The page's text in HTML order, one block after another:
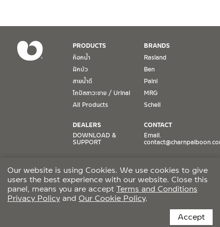
เงื่อนไขการรับประกันสินค้าได้ หากไม่มีเอกสารดังกล่าว
2. การรับประกันสินค้า จะรับประกันฉพาะสินค้าที่อยู่ในสภาพการใช้งาน
ปกติ หากมีตำหนิ ชำรุด ร้าว ตกพื้น หรือสภาพภายนอกอยู่ในสภาพที่ใช้
งานไม่ได้ ทางบริษัทฯ ถือว่าไม่อยู่ในเงื่อนไขการรับประกัน
3. การรับประกันสินค้า จะรับประกันเฉพาะชิ้นส่วนที่แจ้ง เช่น ก๊อกน้ำ จะ
เปลี่ยนเฉพาะชิ้นส่วนที่รับประกันนั้นๆ
4. ในกรณีที่ทางบริษัทฯ ต้องชดเชยสินค้าชิ้นใหม่ให้ลูกค้า ทางบริษัทฯ จะ
หายให้กับลูกค้า หากมีวัสดุอุปกรณ์ที่เกี่ยวเนื่องกับสินค้าของบริษัทฯ ที่มี
ผลกระทบกับการติดตั้งใหม่ หรือเกิดจากการรื้อถอนสินค้าที่เสียหาย ทา
งบริษัทฯ จะไม่รับผิดชอบถึงค่าใช้จ่าย หรือชดเชยวัสดุอุปกรณ์ที่เกี่ยว
เนื่องนั้นๆ
5. การรับประกันจะไม่ครอบคลุมถึงค่าความเสียหายใดๆ ที่เกิดขึ้นจากตัว
PRODUCTS
ก๊อกน้ำ
ฝักบัว
สายน้ำดี
โถปัสสาวะชาย / Urinal
All Products
BRANDS
Rasland
Ben
Paini
MRG
Schell
DEALERS
DOWNLOAD &
SUPPORT
Lazada
Shopee
CONTACT
Email.
TikTok
Facebook
CCTV POLICY
Our website is using Cookies. We use cookies to give
users the best experience with our website. Close this
panel, means you are accept Terms and Conditions
Privacy Policy and Our Cookie Policy.
Accept